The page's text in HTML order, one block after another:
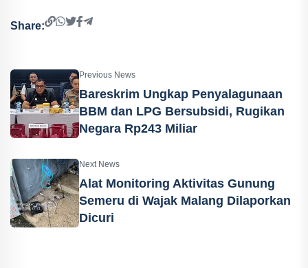
Share:
Previous News
Bareskrim Ungkap Penyalagunaan
BBM dan LPG Bersubsidi, Rugikan
Negara Rp243 Miliar
Next News
Alat Monitoring Aktivitas Gunung
Semeru di Wajak Malang Dilaporkan
Dicuri